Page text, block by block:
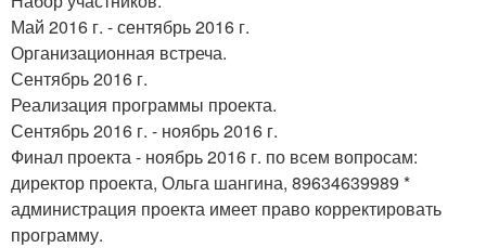
Май 2016 г. - сентябрь 2016 г.
Организационная встреча.
Сентябрь 2016 г.
Реализация программы проекта.
Сентябрь 2016 г. - ноябрь 2016 г.
Финал проекта - ноябрь 2016 г. по всем вопросам:
директор проекта, Ольга шангина, 89634639989 *
администрация проекта имеет право корректировать
программу.